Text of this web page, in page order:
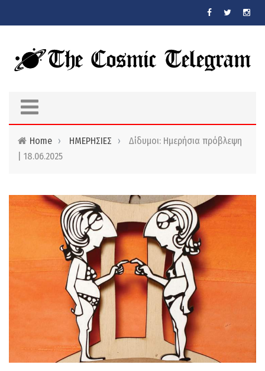
Home › ΗΜΕΡΗΣΙΕΣ ›
Δίδυμοι: Ημερήσια πρόβλεψη
| 18.06.2025